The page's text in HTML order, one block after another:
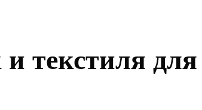
текстиля